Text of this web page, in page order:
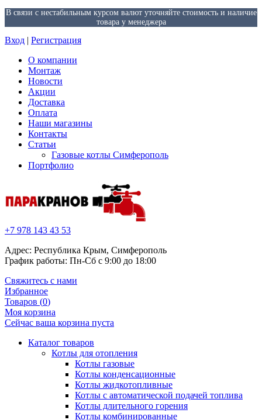
В связи с нестабильным курсом валют уточняйте стоимость и наличие
товара у менеджера
Вход | Регистрация
О компании
Монтаж
Новости
Акции
Доставка
Оплата
Наши магазины
Контакты
Статьи
Газовые котлы Симферополь
Портфолио
+7 978 143 43 53
Адрес: Республика Крым, Симферополь
График работы: Пн-Сб с 9:00 до 18:00
Свяжитесь с нами
Избранное
Товаров (0)
Моя корзина
Сейчас ваша корзина пуста
Каталог товаров
Котлы для отопления
Котлы газовые
Котлы конденсационные
Котлы жидкотопливные
Котлы с автоматической подачей топлива
Котлы длительного горения
Котлы комбинированные